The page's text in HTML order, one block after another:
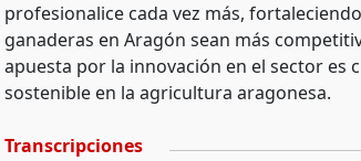
profesionalice cada vez más,
ganaderas en Aragón sean más
apuesta por la innovación en el sector
sostenible en la agricultura aragonesa.
Transcripciones